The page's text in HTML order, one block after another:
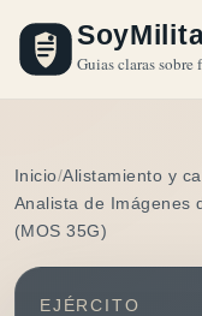
Guias claras sobre
Inicio Alistamiento y
Analista de Imágenes
(MOS 35G)
EJÉRCITO